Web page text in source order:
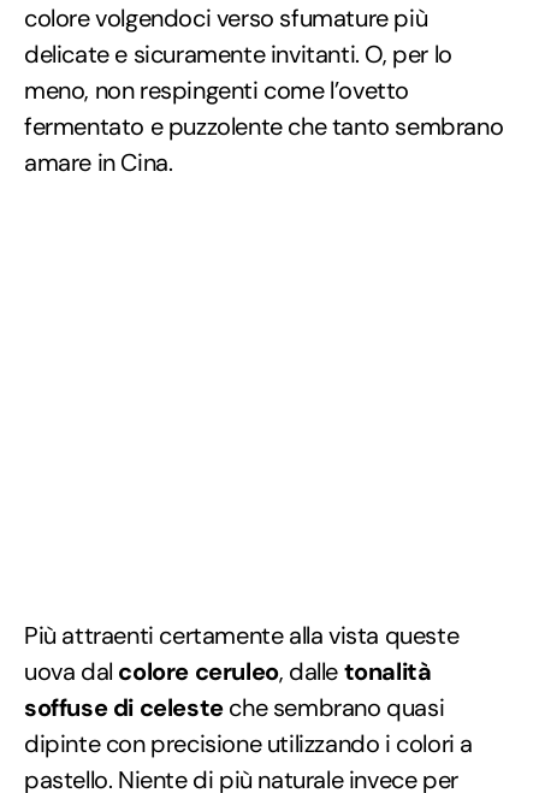
colore volgendoci verso sfumature più
delicate e sicuramente invitanti. O, per lo
meno, non respingenti come l’ovetto
fermentato e puzzolente che tanto sembrano
amare in Cina.
Più attraenti certamente alla vista queste
uova dal colore ceruleo, dalletonalità
soffuse di celesteche sembrano quasi
dipinte con precisione utilizzando i colori a
pastello. Niente di più naturale invece per